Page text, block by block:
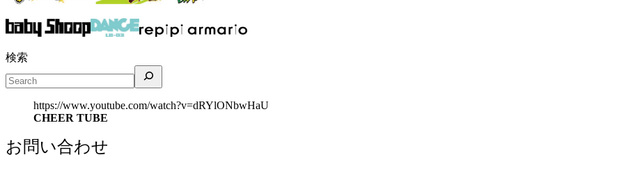
検索
https://www.youtube.com/watch?v=dRYlONbwHaU
CHEER TUBE
お問い合わせ